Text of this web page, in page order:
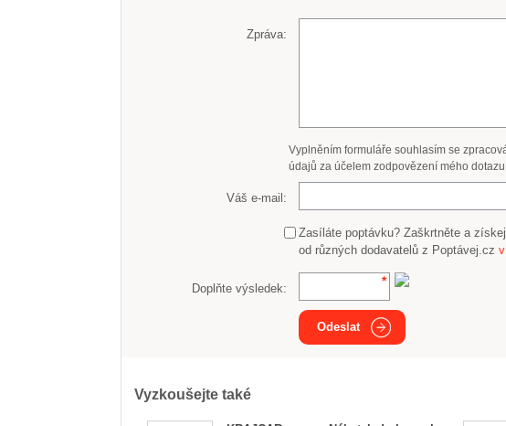
Zpráva:
Vyplněním formuláře souhlasím se
údajů za účelem zodpovězení mého
Váš e-mail:
Zasíláte poptávku? Zaškrtněte a
od různých dodavatelů z Poptávej.cz
Doplňte výsledek:
Odeslat
Vyzkoušejte také